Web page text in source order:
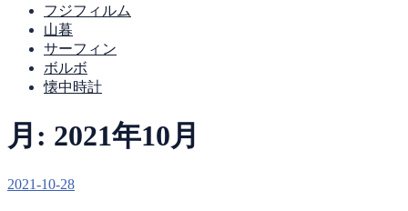
フジフィルム
山暮
サーフィン
ボルボ
懐中時計
月: 2021年10月
投
2021-10-28